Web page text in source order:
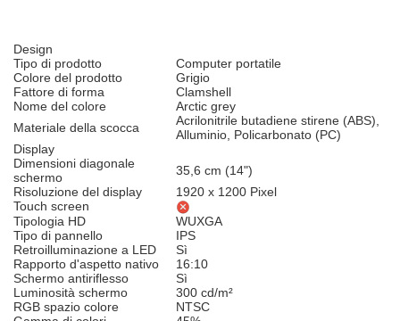
Design
Tipo di prodotto
Computer portatile
Colore del prodotto
Grigio
Fattore di forma
Clamshell
Nome del colore
Arctic grey
Materiale della scocca
Acrilonitrile butadiene stirene (ABS),
Alluminio, Policarbonato (PC)
Display
Dimensioni diagonale
schermo
35,6 cm (14")
Risoluzione del display
1920 x 1200 Pixel
Touch screen
Tipologia HD
WUXGA
Tipo di pannello
IPS
Retroilluminazione a LED
Sì
Rapporto d'aspetto nativo
16:10
Schermo antiriflesso
Sì
Luminosità schermo
300 cd/m²
RGB spazio colore
NTSC